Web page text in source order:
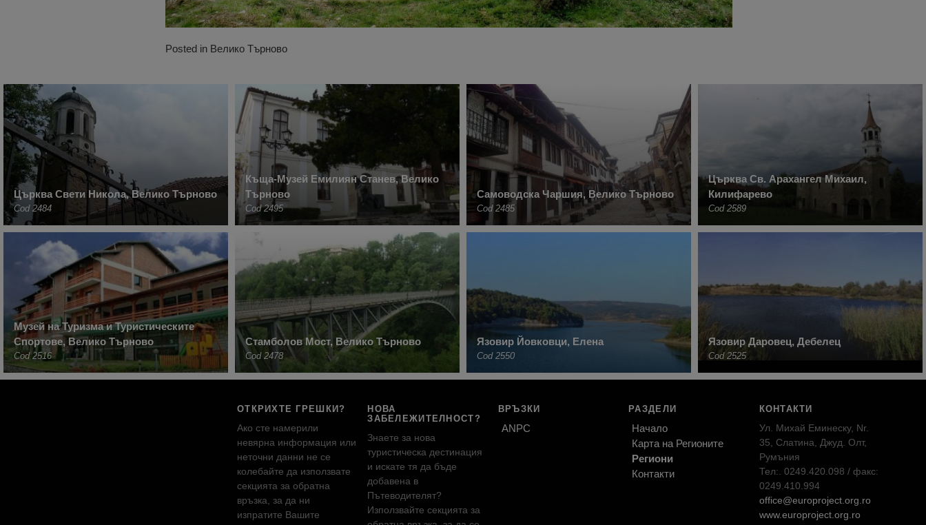
Posted in Велико Търново
Църква Свети Никола, Велико Търново
Cod 2484
Къща-Музей Емилиян Станев, Велико
Търново
Cod 2495
Самоводска Чаршия, Велико Търново
Cod 2485
Църква Св. Арахангел Михаил,
Килифарево
Cod 2589
Музей на Туризма и Туристическите
Спортове, Велико Търново
Cod 2516
Стамболов Мост, Велико Търново
Cod 2478
Язовир Йовковци, Елена
Cod 2550
Язовир Даровец, Дебелец
Cod 2525
ОТКРИХТЕ ГРЕШКИ?
Ако сте намерили
невярна информация или
неточни данни не се
колебайте да използвате
секцията за обратна
връзка, за да ни
изпратите Вашите
НОВА
ЗАБЕЛЕЖИТЕЛНОСТ?
Знаете за нова
туристическа дестинация
и искате тя да бъде
добавена в
Пътеводителят?
Използвайте секцията за
ВРЪЗКИ
ANPC
РАЗДЕЛИ
Начало
Карта на Регионите
Региони
Контакти
КОНТАКТИ
Ул. Михай Еминеску, Nr.
35, Слатина, Джуд. Олт,
Румъния
Тел:. 0249.420.098 / факс:
0249.410.994
office@europroject.org.ro
www.europroject.org.ro